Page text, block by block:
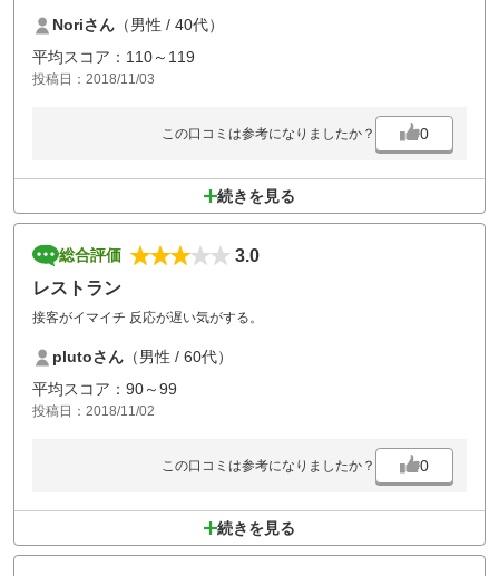
た。誠にありがとうござました。
Noriさん （男性 / 40代）
平均スコア：110～119
投稿日：2018/11/03
この口コミは参考になりましたか？ 0
続きを見る
総合評価
3.0
レストラン
接客がイマイチ 反応が遅い気がする。
plutoさん （男性 / 60代）
平均スコア：90～99
投稿日：2018/11/02
この口コミは参考になりましたか？ 0
続きを見る